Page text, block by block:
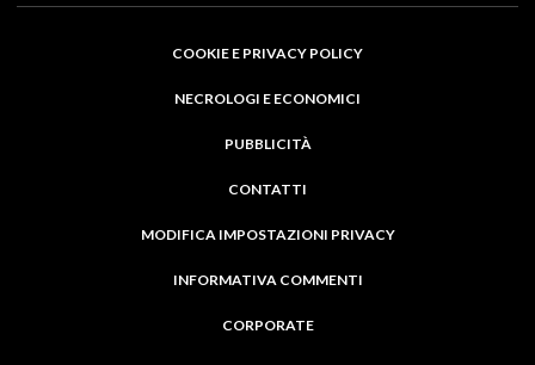
COOKIE E PRIVACY POLICY
NECROLOGI E ECONOMICI
PUBBLICITÀ
CONTATTI
MODIFICA IMPOSTAZIONI PRIVACY
INFORMATIVA COMMENTI
CORPORATE